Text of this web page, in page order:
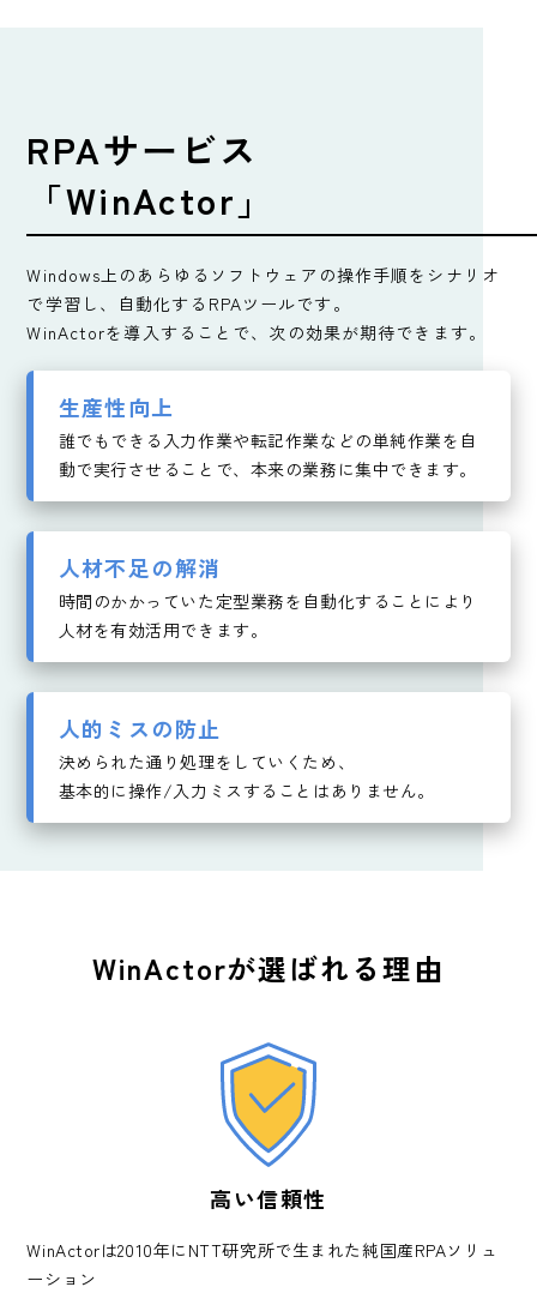
RPAサービス
「WinActor」
Windows上のあらゆるソフトウェアの操作手順をシナリオ
で学習し、自動化するRPAツールです。
WinActorを導入することで、次の効果が期待できます。
生産性向上
誰でもできる入力作業や転記作業などの単純作業を自
動で実行させることで、本来の業務に集中できます。
人材不足の解消
時間のかかっていた定型業務を自動化することにより
人材を有効活用できます。
人的ミスの防止
決められた通り処理をしていくため、
基本的に操作/入力ミスすることはありません。
WinActorが選ばれる理由
高い信頼性
WinActorは2010年にNTT研究所で生まれた純国産RPAソリュ
ーション